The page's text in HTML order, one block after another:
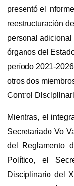
presentó el
reestructuración
personal adicional
órganos del
período 2021-
otros dos
Control
Mientras, el
Secretariado Vo
del Reglamento
Político, el
Disciplinario del